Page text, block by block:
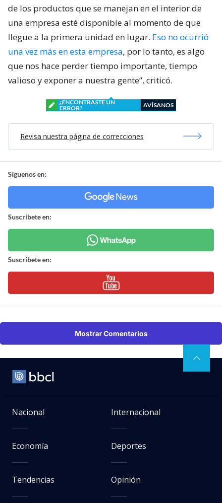
de los productos que se manejan en el interior de
una empresa esté disponible al momento de que
llegue a la primera unidad en lugar. Eso no ocurrió
una vez más en esta empresa, por lo tanto, es algo
que nos hace perder tiempo importante, tiempo
valioso y exponer a nuestra gente”, criticó.
¿ENCONTRASTE UN
ERROR?
AVÍSANOS
Revisa nuestra página de correcciones
Síguenos en:
Suscríbete en:
Suscríbete en:
Mostrar Comentarios
Nacional Internacional
Economía Deportes
Tendencias Opinión